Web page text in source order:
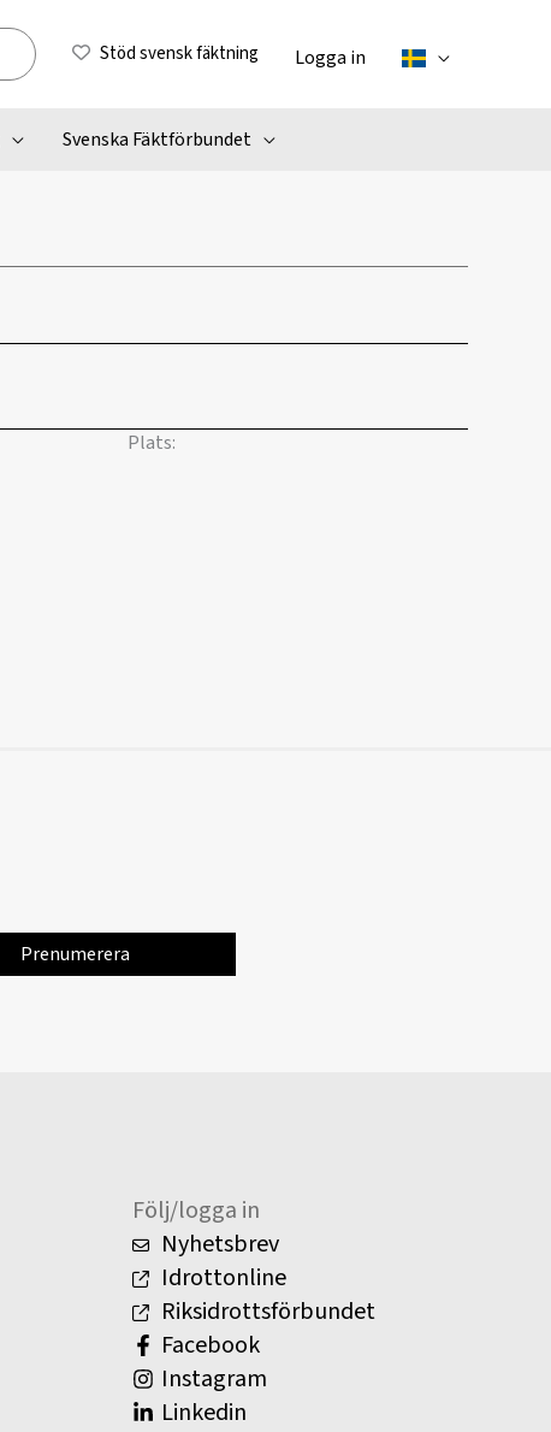
Stöd svensk fäktning Logga in
Svenska Fäktförbundet
Plats:
Följ/logga in
Nyhetsbrev
Idrottonline
Riksidrottsförbundet
Facebook
Instagram
Linkedin